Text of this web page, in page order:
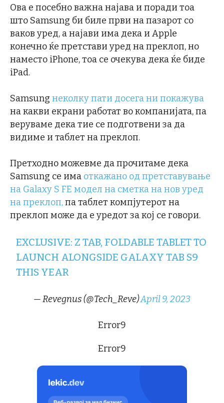
Ова е посебно важна најава и поради тоа
што Samsung би биле први на пазарот со
ваков уред, а најави има дека и Apple
конечно ќе претстави уред на преклоп, но
наместо iPhone, тоа се очекува дека ќе биде
iPad.
Samsung неколку пати досега ни покажува
на какви екрани работат во компанијата, па
веруваме дека тие се подготвени за да
видиме и таблет на преклоп.
Претходно можевме да прочитаме дека
Samsung се има откажано од претставување
на Galaxy S FE модел на сметка на нов уред
на преклоп,па таблет компјутерот на
преклоп може да е уредот за кој се говори.
EXCLUSIVE: Z TAB, FOLDABLE TABLET TO
LAUNCH ALONGSIDE GALAXY TAB S9
THIS YEAR
— Revegnus (@Tech_Reve)April 9, 2023
Error9
Error9